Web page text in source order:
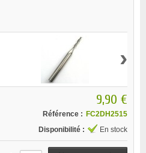
›
9,90 €
Référence : FC2DH2515
Disponibilité :
En stock